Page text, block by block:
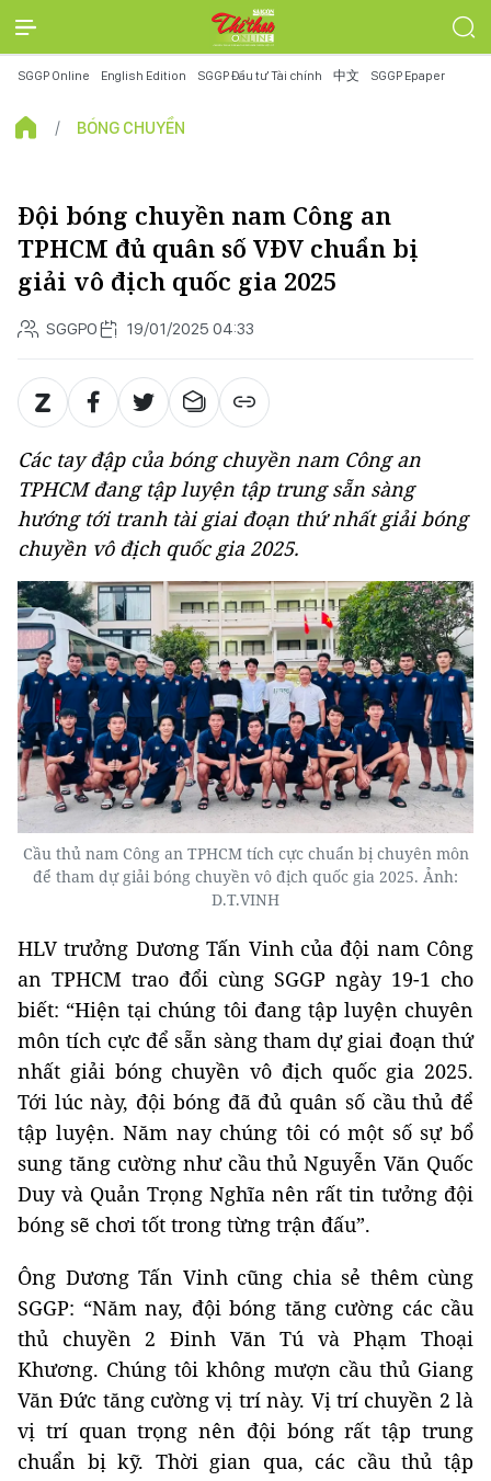
SGGP Online English Edition SGGP Đầu tư Tài chính 中文 SGGP Epaper
BÓNG CHUYỀN
Đội bóng chuyền nam Công an
TPHCM đủ quân số VĐV chuẩn bị
giải vô địch quốc gia 2025
SGGPO 19/01/2025 04:33
Các tay đập của bóng chuyền nam Công an
TPHCM đang tập luyện tập trung sẵn sàng
hướng tới tranh tài giai đoạn thứ nhất giải bóng
chuyền vô địch quốc gia 2025.
Cầu thủ nam Công an TPHCM tích cực chuẩn bị chuyên môn
để tham dự giải bóng chuyền vô địch quốc gia 2025. Ảnh:
D.T.VINH
HLV trưởng Dương Tấn Vinh của đội nam Công
an TPHCM trao đổi cùng SGGP ngày 19-1 cho
biết: “Hiện tại chúng tôi đang tập luyện chuyên
môn tích cực để sẵn sàng tham dự giai đoạn thứ
nhất giải bóng chuyền vô địch quốc gia 2025.
Tới lúc này, đội bóng đã đủ quân số cầu thủ để
tập luyện. Năm nay chúng tôi có một số sự bổ
sung tăng cường như cầu thủ Nguyễn Văn Quốc
Duy và Quản Trọng Nghĩa nên rất tin tưởng đội
bóng sẽ chơi tốt trong từng trận đấu”.
Ông Dương Tấn Vinh cũng chia sẻ thêm cùng
SGGP: “Năm nay, đội bóng tăng cường các cầu
thủ chuyền 2 Đinh Văn Tú và Phạm Thoại
Khương. Chúng tôi không mượn cầu thủ Giang
Văn Đức tăng cường vị trí này. Vị trí chuyền 2 là
vị trí quan trọng nên đội bóng rất tập trung
chuẩn bị kỹ. Thời gian qua, các cầu thủ tập